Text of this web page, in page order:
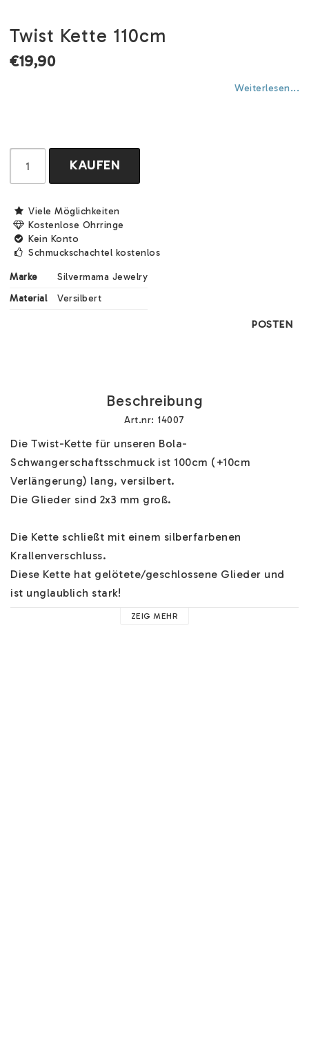
Twist Kette 110cm
€19,90
Weiterlesen...
KAUFEN
Viele Möglichkeiten
Kostenlose Ohrringe
Kein Konto
Schmuckschachtel kostenlos
Marke
Silvermama Jewelry
Material
Versilbert
POSTEN
Beschreibung
Art.nr: 14007
Die Twist-Kette für unseren Bola-
Schwangerschaftsschmuck ist 100cm (+10cm
Verlängerung) lang, versilbert.
Die Glieder sind 2x3 mm groß.
Die Kette schließt mit einem silberfarbenen
Krallenverschluss.
Diese Kette hat gelötete/geschlossene Glieder und
ist unglaublich stark!
ZEIG MEHR